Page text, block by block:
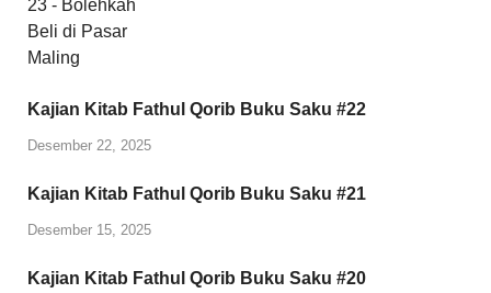
Kajian Kitab Fathul Qorib Buku Saku #22
Desember 22, 2025
Kajian Kitab Fathul Qorib Buku Saku #21
Desember 15, 2025
Kajian Kitab Fathul Qorib Buku Saku #20